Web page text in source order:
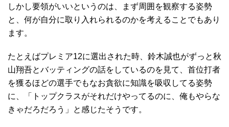
しかし要領がいいというのは、まず周囲を観察する姿勢
と、何が自分に取り入れられるのかを考えることでもあり
ます。
たとえばプレミア12に選出された時、鈴木誠也がずっと秋
山翔吾とバッティングの話をしているのを見て、首位打者
を獲るほどの選手でもなお貪欲に知識を吸収してる姿勢
に、「トップクラスがそれだけやってるのに、俺もやらな
きゃだろだろう」と感じたそうです。